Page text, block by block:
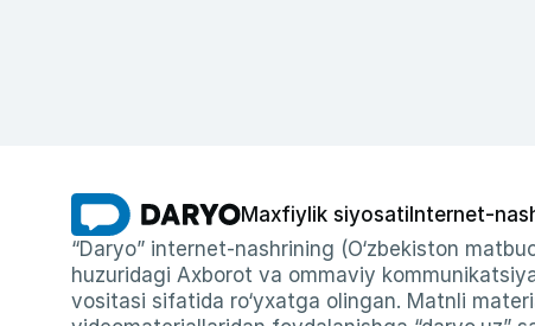
Maxfiylik siyosati Internet-
“Daryo” internet-nashrining (O‘zbekiston
huzuridagi Axborot va ommaviy
vositasi sifatida ro‘yxatga olingan. Matnli